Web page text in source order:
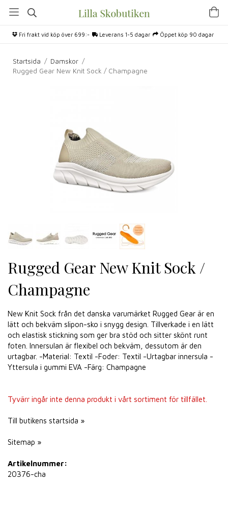
Fri frakt vid köp över 699:- Leverans 1-5 dagar Öppet köp 90 dagar
Startsida / Damskor /
Rugged Gear New Knit Sock / Champagne
Rugged Gear New Knit Sock /
Champagne
New Knit Sock från det danska varumärket Rugged Gear är en
lätt och bekväm slipon-sko i snygg design. Tillverkade i en lätt
och elastisk stickning som ger bra stöd och sitter skönt runt
foten. Innersulan är flexibel och bekväm, dessutom är den
urtagbar. -Material: Textil -Foder: Textil -Urtagbar innersula -
Yttersula i gummi EVA -Färg: Champagne
Tyvärr ingår inte denna produkt i vårt sortiment för tillfället.
Till butikens startsida »
Sitemap »
Artikelnummer:
20376-cha